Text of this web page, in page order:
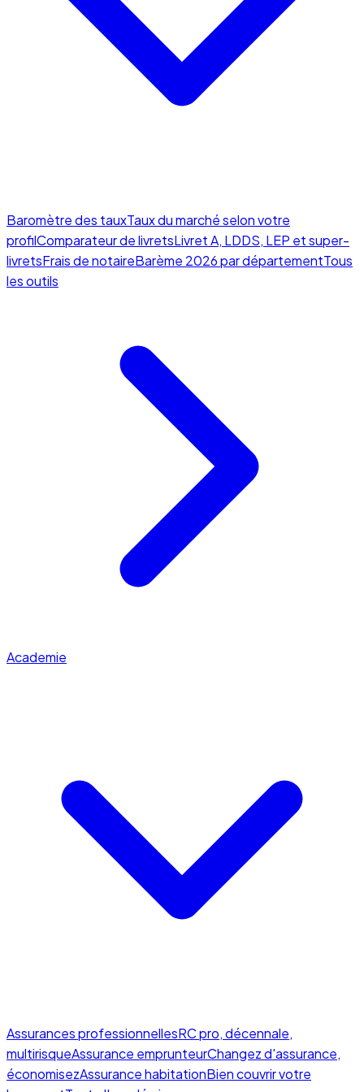
Baromètre des tauxTaux du marché selon votre
profilComparateur de livretsLivret A, LDDS, LEP et super-
livretsFrais de notaireBarème 2026 par départementTous
les outils
Academie
Assurances professionnellesRC pro, décennale,
multirisqueAssurance emprunteurChangez d'assurance,
économisezAssurance habitationBien couvrir votre